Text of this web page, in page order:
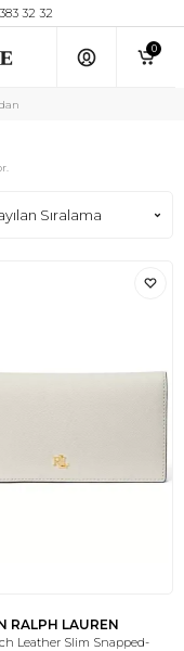
32 32
0
RALPH LAUREN
Leather Slim Snapped-